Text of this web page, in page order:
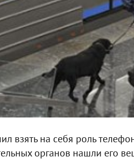
взять на себя роль
органов нашли его